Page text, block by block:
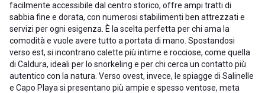
facilmente accessibile dal centro storico, offre ampi tratti di
sabbia fine e dorata, con numerosi stabilimenti ben attrezzati e
servizi per ogni esigenza. È la scelta perfetta per chi ama la
comodità e vuole avere tutto a portata di mano. Spostandosi
verso est, si incontrano calette più intime e rocciose, come quella
di Caldura, ideali per lo snorkeling e per chi cerca un contatto più
autentico con la natura. Verso ovest, invece, le spiagge di Salinelle
e Capo Playa si presentano più ampie e spesso ventose, meta